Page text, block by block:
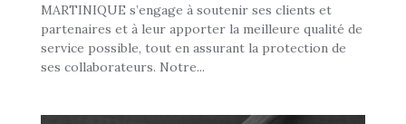
MARTINIQUE s’engage à soutenir ses clients et
partenaires et à leur apporter la meilleure qualité de
service possible, tout en assurant la protection de
ses collaborateurs. Notre...